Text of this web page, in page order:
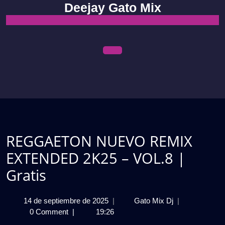
content
Deejay Gato Mix
REGGAETON NUEVO REMIX
EXTENDED 2K25 – VOL.8 |
Gratis
14 de septiembre de 202514
de
| Gato Mix DjREGGAETON
|
0 Comment | 19:26